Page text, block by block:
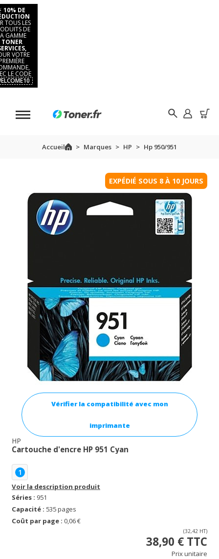
10% DE
TOUS LES
DE
GAMME
TONER
VOTRE
LE CODE
Accueil Marques HP Hp 950/951
EXPÉDIÉ SOUS 8 À 10 JOURS
Vérifier la compatibilité avec mon
imprimante
HP
Cartouche d'encre HP 951 Cyan
1
Voir la description produit
Séries : 951
Capacité : 535 pages
Coût par page : 0,06 €
(32,42 HT)
38,90 € TTC
Prix unitaire